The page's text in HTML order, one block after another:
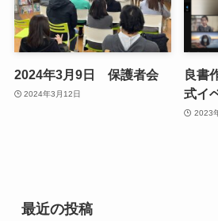
2024年3月9日 保護者会
2024年3月12日
良書
式イ
2023
最近の投稿